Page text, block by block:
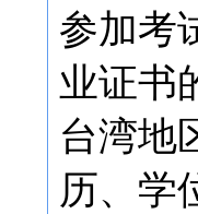
参加考
业证书
台湾地
历、学